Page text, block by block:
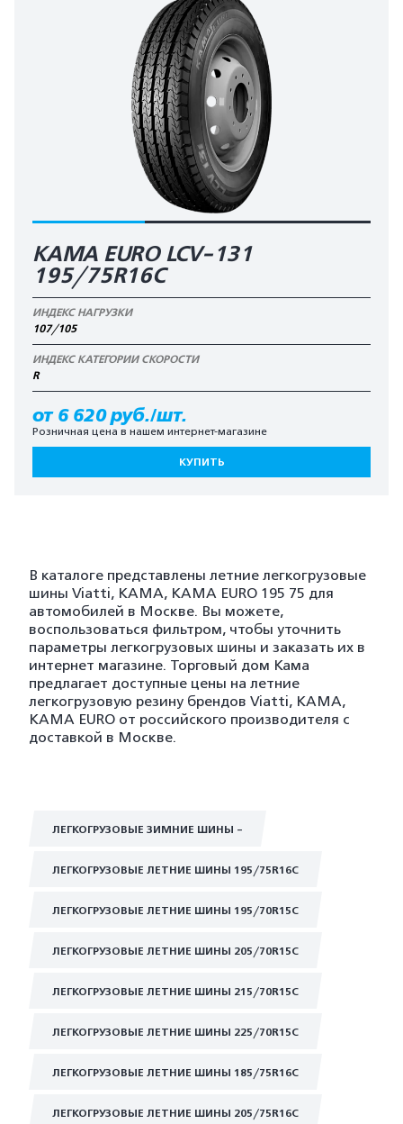
КАМА EURO LCV-131
195/75R16C
ИНДЕКС НАГРУЗКИ
107/105
ИНДЕКС КАТЕГОРИИ СКОРОСТИ
R
от 6 620 руб./шт.
Розничная цена в нашем интернет-магазине
КУПИТЬ
В каталоге представлены летние легкогрузовые
шины Viatti, KAMA, KAMA EURO 195 75 для
автомобилей в Москве. Вы можете,
воспользоваться фильтром, чтобы уточнить
параметры легкогрузовых шины и заказать их в
интернет магазине. Торговый дом Кама
предлагает доступные цены на летние
легкогрузовую резину брендов Viatti, KAMA,
KAMA EURO от российского производителя с
доставкой в Москве.
ЛЕГКОГРУЗОВЫЕ ЗИМНИЕ ШИНЫ -
ЛЕГКОГРУЗОВЫЕ ЛЕТНИЕ ШИНЫ 195/75R16C
ЛЕГКОГРУЗОВЫЕ ЛЕТНИЕ ШИНЫ 195/70R15C
ЛЕГКОГРУЗОВЫЕ ЛЕТНИЕ ШИНЫ 205/70R15C
ЛЕГКОГРУЗОВЫЕ ЛЕТНИЕ ШИНЫ 215/70R15C
ЛЕГКОГРУЗОВЫЕ ЛЕТНИЕ ШИНЫ 225/70R15C
ЛЕГКОГРУЗОВЫЕ ЛЕТНИЕ ШИНЫ 185/75R16C
ЛЕГКОГРУЗОВЫЕ ЛЕТНИЕ ШИНЫ 205/75R16C